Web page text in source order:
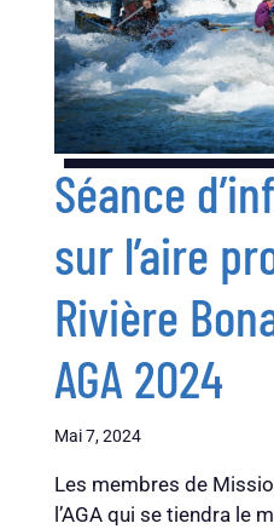
Séance
sur l’aire
Rivière
AGA 2024
Mai 7, 2024
Les membres de
l’AGA qui se tiendra le